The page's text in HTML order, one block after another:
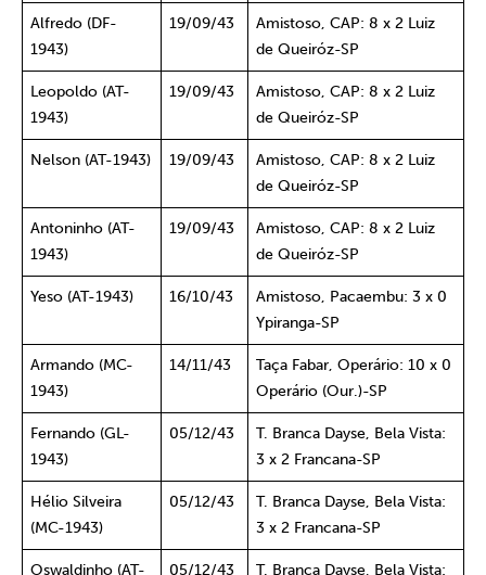
Alfredo (DF-
1943)
19/09/43
Amistoso, CAP: 8 x 2 Luiz
de Queiróz-SP
Leopoldo (AT-
1943)
19/09/43
Amistoso, CAP: 8 x 2 Luiz
de Queiróz-SP
Nelson (AT-1943) 19/09/43
Amistoso, CAP: 8 x 2 Luiz
de Queiróz-SP
Antoninho (AT-
1943)
19/09/43
Amistoso, CAP: 8 x 2 Luiz
de Queiróz-SP
Yeso (AT-1943) 16/10/43
Amistoso, Pacaembu: 3 x 0
Ypiranga-SP
Armando (MC-
1943)
14/11/43
Taça Fabar, Operário: 10 x 0
Operário (Our.)-SP
Fernando (GL-
1943)
05/12/43
T. Branca Dayse, Bela Vista:
3 x 2 Francana-SP
Hélio Silveira
(MC-1943)
05/12/43
T. Branca Dayse, Bela Vista:
3 x 2 Francana-SP
Oswaldinho (AT- 05/12/43 T. Branca Dayse, Bela Vista: